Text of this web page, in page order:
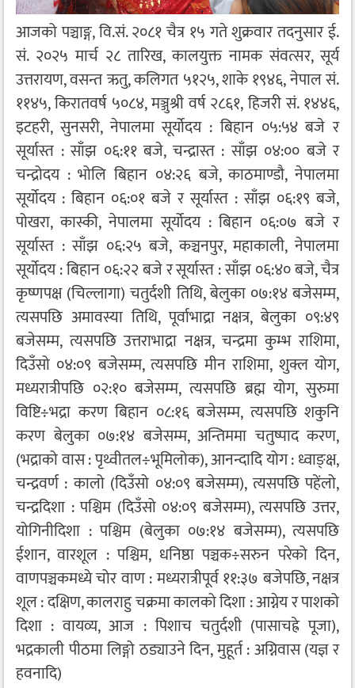
आजको पञ्चाङ्ग, वि.सं. २०८१ चैत्र १५ गते शुक्रवार तदनुसार ई.
सं. २०२५ मार्च २८ तारिख, कालयुक्त नामक संवत्सर, सूर्य
उत्तरायण, वसन्त ऋतु, कलिगत ५१२५, शाके १९४६, नेपाल सं.
११४५, किरातवर्ष ५०८४, मञ्जुश्री वर्ष २८६१, हिजरी सं. १४४६,
इटहरी, सुनसरी, नेपालमा सूर्योदय : बिहान ०५:५४ बजे र
सूर्यास्त : साँझ ०६:११ बजे, चन्द्रास्त : साँझ ०४:०० बजे र
चन्द्रोदय : भोलि बिहान ०४:२६ बजे, काठमाण्डौ, नेपालमा
सूर्योदय : बिहान ०६:०१ बजे र सूर्यास्त : साँझ ०६:१९ बजे,
पोखरा, कास्की, नेपालमा सूर्योदय : बिहान ०६:०७ बजे र
सूर्यास्त : साँझ ०६:२५ बजे, कञ्चनपुर, महाकाली, नेपालमा
सूर्योदय : बिहान ०६:२२ बजे र सूर्यास्त : साँझ ०६:४० बजे, चैत्र
कृष्णपक्ष (चिल्लागा) चतुर्दशी तिथि, बेलुका ०७:१४ बजेसम्म,
त्यसपछि अमावस्या तिथि, पूर्वाभाद्रा नक्षत्र, बेलुका ०९:४९
बजेसम्म, त्यसपछि उत्तराभाद्रा नक्षत्र, चन्द्रमा कुम्भ राशिमा,
दिउँसो ०४:०९ बजेसम्म, त्यसपछि मीन राशिमा, शुक्ल योग,
मध्यरात्रीपछि ०२:१० बजेसम्म, त्यसपछि ब्रह्म योग, सुरुमा
विष्टि÷भद्रा करण बिहान ०८:१६ बजेसम्म, त्यसपछि शकुनि
करण बेलुका ०७:१४ बजेसम्म, अन्तिममा चतुष्पाद करण,
(भद्राको वास : पृथ्वीतल÷भूमिलोक), आनन्दादि योग : ध्वाङ्क्ष,
चन्द्रवर्ण : कालो (दिउँसो ०४:०९ बजेसम्म), त्यसपछि पहेंलो,
चन्द्रदिशा : पश्चिम (दिउँसो ०४:०९ बजेसम्म), त्यसपछि उत्तर,
योगिनीदिशा : पश्चिम (बेलुका ०७:१४ बजेसम्म), त्यसपछि
ईशान, वारशूल : पश्चिम, धनिष्ठा पञ्चक÷सरुन परेको दिन,
वाणपञ्चकमध्ये चोर वाण : मध्यरात्रीपूर्व ११:३७ बजेपछि, नक्षत्र
शूल : दक्षिण, कालराहु चक्रमा कालको दिशा : आग्नेय र पाशको
दिशा : वायव्य, आज : पिशाच चतुर्दशी (पासाचह्रे पूजा),
भद्रकाली पीठमा लिङ्गो ठड्याउने दिन, मुहूर्त : अग्निवास (यज्ञ र
हवनादि)